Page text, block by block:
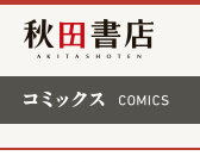
秋田書店